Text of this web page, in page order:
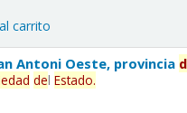
carrito
Antoni Oeste, provincia
delEstado.